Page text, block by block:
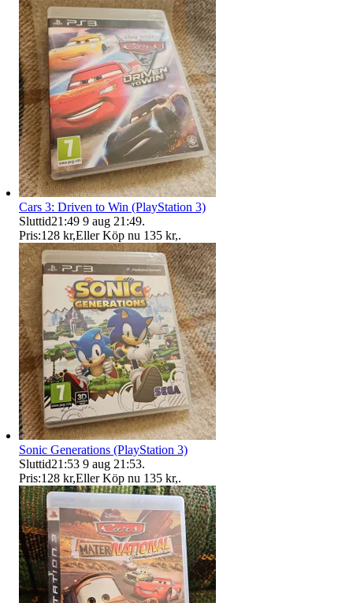
Cars 3: Driven to Win (PlayStation 3)
Sluttid21:49 9 aug 21:49.
Pris:128 kr,Eller Köp nu 135 kr,.
Sonic Generations (PlayStation 3)
Sluttid21:53 9 aug 21:53.
Pris:128 kr,Eller Köp nu 135 kr,.